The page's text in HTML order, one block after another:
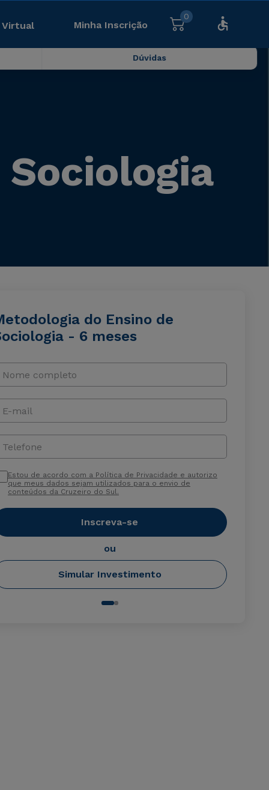
Virtual Minha Inscrição
0
Dúvidas
do Ensino de
- 6 meses
Nome completo
E-mail
Telefone
Estou de acordo com a Política de Privacidade e autorizo
que meus dados sejam utilizados para o envio de
conteúdos da Cruzeiro do Sul.
Inscreva-se
ou
Simular Investimento